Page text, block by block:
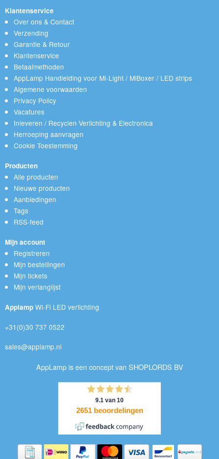
Klantenservice
Over ons & Contact
Verzending
Garantie & Retour
Klantenservice
Betaalmethoden
AppLamp Handleiding voor Mi-Light / MiBoxer / LED strips
Algemene voorwaarden
Privacy Policy
Vacatures
Inleveren / Recyclen Verlichting & Electronica
Herroeping aanvragen
Cookie Toestemming
Producten
Alle producten
Nieuwe producten
Aanbiedingen
Tags
RSS-feed
Mijn account
Registreren
Mijn bestellingen
Mijn tickets
Mijn verlanglijst
Applamp Wi-Fi LED verlichting
+31(0)30 737 0522
sales@applamp.nl
AppLamp is een concept van SHOPLORDS BV